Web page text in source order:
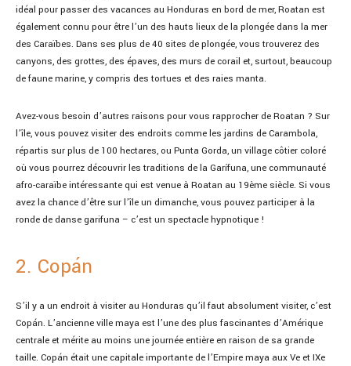
idéal pour passer des vacances au Honduras en bord de mer, Roatan est
également connu pour être l’un des hauts lieux de la plongée dans la mer
des Caraïbes. Dans ses plus de 40 sites de plongée, vous trouverez des
canyons, des grottes, des épaves, des murs de corail et, surtout, beaucoup
de faune marine, y compris des tortues et des raies manta.
Avez-vous besoin d’autres raisons pour vous rapprocher de Roatan ? Sur
l’île, vous pouvez visiter des endroits comme les jardins de Carambola,
répartis sur plus de 100 hectares, ou Punta Gorda, un village côtier coloré
où vous pourrez découvrir les traditions de la Garífuna, une communauté
afro-caraïbe intéressante qui est venue à Roatan au 19ème siècle. Si vous
avez la chance d’être sur l’île un dimanche, vous pouvez participer à la
ronde de danse garifuna – c’est un spectacle hypnotique !
2. Copán
S’il y a un endroit à visiter au Honduras qu’il faut absolument visiter, c’est
Copán. L’ancienne ville maya est l’une des plus fascinantes d’Amérique
centrale et mérite au moins une journée entière en raison de sa grande
taille. Copán était une capitale importante de l’Empire maya aux Ve et IXe